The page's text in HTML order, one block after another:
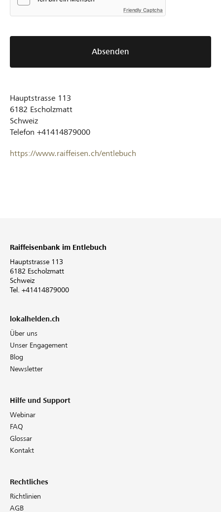
Friendly Captcha
Absenden
Hauptstrasse 113
6182 Escholzmatt
Schweiz
Telefon +41414879000
https://www.raiffeisen.ch/entlebuch
Raiffeisenbank im Entlebuch
Hauptstrasse 113
6182 Escholzmatt
Schweiz
Tel. +41414879000
lokalhelden.ch
Über uns
Unser Engagement
Blog
Newsletter
Hilfe und Support
Webinar
FAQ
Glossar
Kontakt
Rechtliches
Richtlinien
AGB